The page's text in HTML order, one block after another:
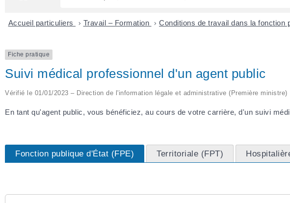
Accueil particuliers > Travail – Formation > Conditions de travail dans la fonction
Fiche pratique
Suivi médical professionnel d'un agent public
Vérifié le 01/01/2023 – Direction de l'information légale et administrative (Première ministre)
En tant qu'agent public, vous bénéficiez, au cours de votre carrière, d'un suivi
Fonction publique d'État (FPE) Territoriale (FPT)